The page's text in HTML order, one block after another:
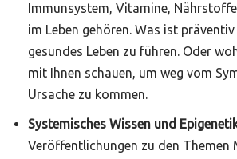
Immunsystem, Vitamine,
im Leben gehören. Was ist
gesundes Leben zu führen. Oder
mit Ihnen schauen, um weg vom
Ursache zu kommen.
Systemisches Wissen und
Veröffentlichungen zu den Themen